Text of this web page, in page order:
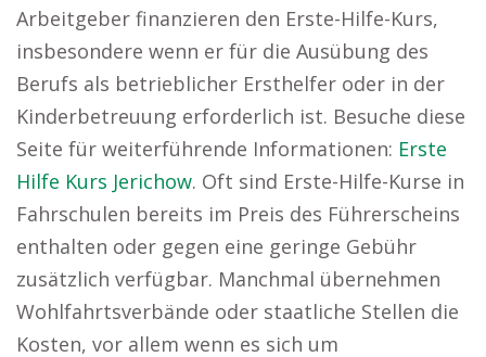
Arbeitgeber finanzieren den Erste-Hilfe-Kurs,
insbesondere wenn er für die Ausübung des
Berufs als betrieblicher Ersthelfer oder in der
Kinderbetreuung erforderlich ist. Besuche diese
Seite für weiterführende Informationen: Erste
Hilfe Kurs Jerichow. Oft sind Erste-Hilfe-Kurse in
Fahrschulen bereits im Preis des Führerscheins
enthalten oder gegen eine geringe Gebühr
zusätzlich verfügbar. Manchmal übernehmen
Wohlfahrtsverbände oder staatliche Stellen die
Kosten, vor allem wenn es sich um